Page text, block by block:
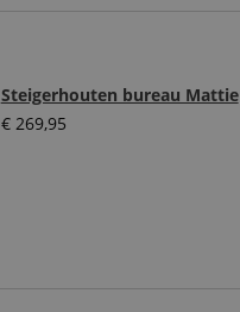
Steigerhouten bureau Mattie
€269,95